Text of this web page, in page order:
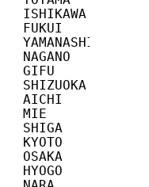
ISHIKAWA
FUKUI
YAMANASHI
NAGANO
GIFU
SHIZUOKA
AICHI
MIE
SHIGA
KYOTO
OSAKA
HYOGO